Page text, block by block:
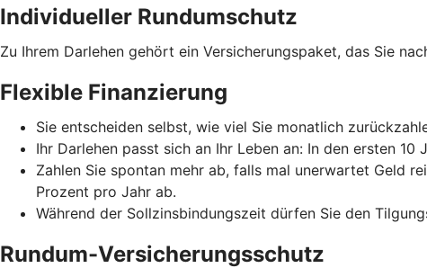
Individueller Rundumschutz
Zu Ihrem Darlehen gehört ein Versicherungspaket, das Sie
Flexible Finanzierung
Sie entscheiden selbst, wie viel Sie monatlich
Ihr Darlehen passt sich an Ihr Leben an: In den ersten
Zahlen Sie spontan mehr ab, falls mal unerwartet Geld
Prozent pro Jahr ab.
Während der Sollzinsbindungszeit dürfen Sie den
Rundum-Versicherungsschutz